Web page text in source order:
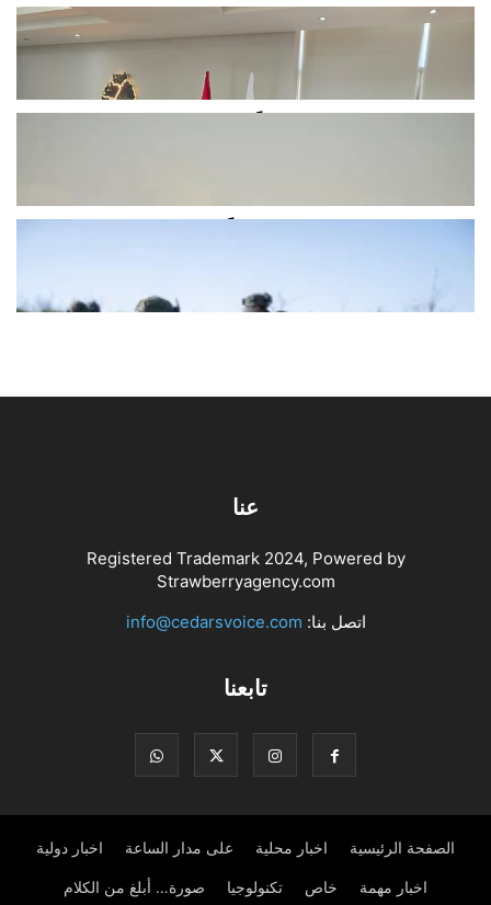
سقلاوي بحث مع رئيس بلدية رميشفي
حلول مناسبة” لتسلُّم التبغ من...
اخبار محلية
عنا
Registered Trademark 2024, Powered by
Strawberryagency.com
اتصل بنا: info@cedarsvoice.com
تابعنا
الصفحة الرئيسية اخبار محلية على مدار الساعة اخبار دولية
اخبار مهمة خاص تكنولوجيا صورة… أبلغ من الكلام